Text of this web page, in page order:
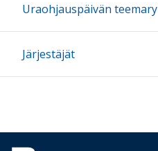
Uraohjauspäivän
Järjestäjät